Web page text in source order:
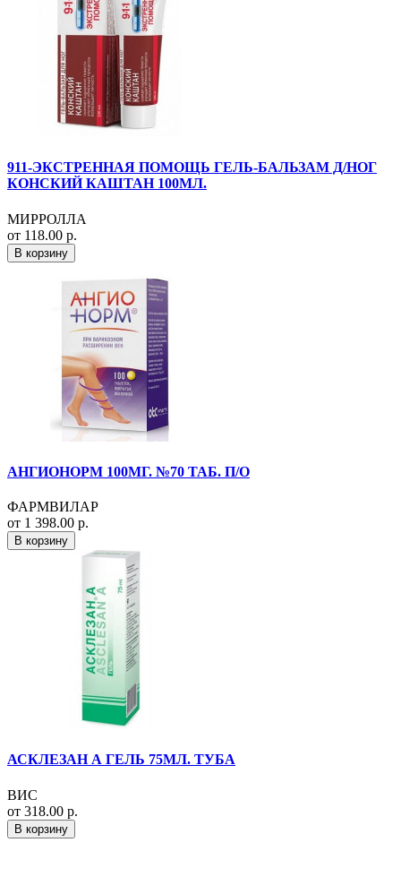
911-ЭКСТРЕННАЯ ПОМОЩЬ ГЕЛЬ-БАЛЬЗАМ Д/НОГ
КОНСКИЙ КАШТАН 100МЛ.
МИРРОЛЛА
от 118.00 р.
В корзину
АНГИОНОРМ 100МГ. №70 ТАБ. П/О
ФАРМВИЛАР
от 1 398.00 р.
В корзину
АСКЛЕЗАН А ГЕЛЬ 75МЛ. ТУБА
ВИС
от 318.00 р.
В корзину